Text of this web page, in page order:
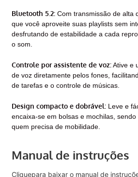
Bluetooth 5.2: Com transmissão de alta
que você aproveite suas playlists sem
desfrutando de estabilidade a cada
o som.
Controle por assistente de voz:Ative e
de voz diretamente pelos fones,
de tarefas e o controle de músicas.
Design compacto e dobrável: Leve e
encaixa-se em bolsas e mochilas,
quem precisa de mobilidade.
Manual de instruções
Cliquepara baixar o manual de